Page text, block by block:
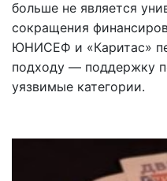
больше не является
сокращения
ЮНИСЕФ и «Каритас»
подходу — поддержку
уязвимые категории.